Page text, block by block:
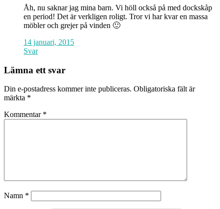
Åh, nu saknar jag mina barn. Vi höll också på med dockskåp
en period! Det är verkligen roligt. Tror vi har kvar en massa
möbler och grejer på vinden 🙂
14 januari, 2015
Svar
Lämna ett svar
Din e-postadress kommer inte publiceras. Obligatoriska fält är
märkta *
Kommentar *
Namn *